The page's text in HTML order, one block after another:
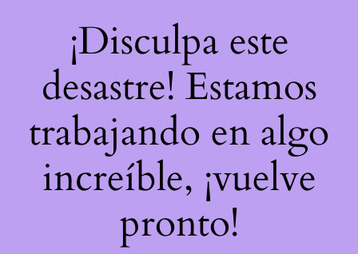
¡Disculpa este
desastre! Estamos
trabajando en algo
increíble, ¡vuelve
pronto!